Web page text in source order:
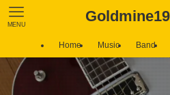
MENU
Home Music Band